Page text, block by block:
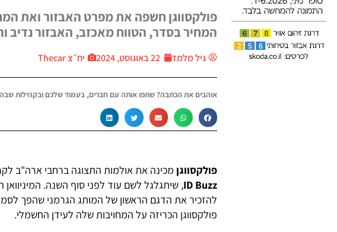
המחיר בסדר, הטווח מאכזב, האבזור נדיב
גיל מלמד 22 באוגוסט, 2024 יח״צ Thecar
אוהבים את הכתבה? שתפו אותה עם חברים, בעמוד שלכם ובקהילות
פולקסווגן מכינה את אולמות התצוגה ברחבי ארה"ב
ID Buzz, שיתגלגל לשם עוד לפני סוף השנה. המיניוואן
להזכיר את הדגם הראשון של המותג הגרמני שהפך
פולקסווגן הכריזה על המחויבות שלה לעידן החשמלי.